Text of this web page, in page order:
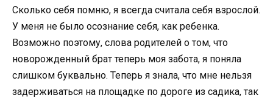
Сколько себя помню, я всегда считала себя взрослой.
У меня не было осознание себя, как ребенка.
Возможно поэтому, слова родителей о том, что
новорожденный брат теперь моя забота, я поняла
слишком буквально. Теперь я знала, что мне нельзя
задерживаться на площадке по дороге из садика, так